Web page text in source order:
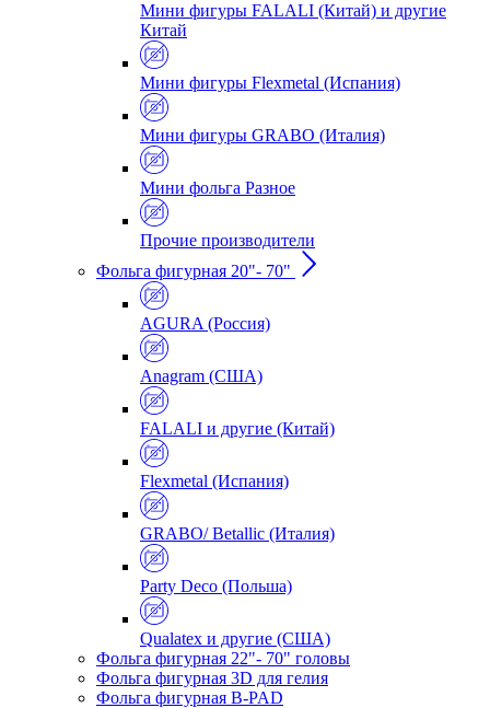
Мини фигуры FALALI (Китай) и другие
Китай
Мини фигуры Flexmetal (Испания)
Мини фигуры GRABO (Италия)
Мини фольга Разное
Прочие производители
Фольга фигурная 20"- 70"
AGURA (Россия)
Anagram (США)
FALALI и другие (Китай)
Flexmetal (Испания)
GRABO/ Betallic (Италия)
Party Deco (Польша)
Qualatex и другие (США)
Фольга фигурная 22"- 70" головы
Фольга фигурная 3D для гелия
Фольга фигурная B-PAD